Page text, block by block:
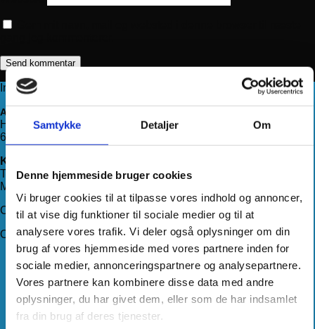
Samtykke Detaljer Om
Denne hjemmeside bruger cookies
Vi bruger cookies til at tilpasse vores indhold og annoncer,
til at vise dig funktioner til sociale medier og til at
analysere vores trafik. Vi deler også oplysninger om din
brug af vores hjemmeside med vores partnere inden for
sociale medier, annonceringspartnere og analysepartnere.
Vores partnere kan kombinere disse data med andre
oplysninger, du har givet dem, eller som de har indsamlet
fra din brug af deres tjenester.
Information
Adresse
Haderslevvej 78, st.
6200 Aabenraa
Kontakt os
Telefon:71 99 75 88
Mail:
CVR: 33994680
Om Hjemmeudstyr
Om os
Handelsbetingelser
Levering
Kundeservice
Returnering
Privatlivspolitik